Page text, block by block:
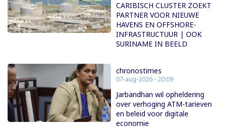
CARIBISCH CLUSTER ZOEKT
PARTNER VOOR NIEUWE
HAVENS EN OFFSHORE-
INFRASTRUCTUUR | OOK
SURINAME IN BEELD
chronostimes
07-aug-2026 - 20:09
Jarbandhan wil opheldering
over verhoging ATM-tarieven
en beleid voor digitale
economie